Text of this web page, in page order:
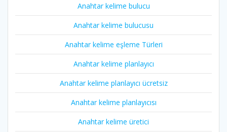
Anahtar kelime bulucu
Anahtar kelime bulucusu
Anahtar kelime eşleme Türleri
Anahtar kelime planlayıcı
Anahtar kelime planlayıcı ücretsiz
Anahtar kelime planlayıcısı
Anahtar kelime üretici